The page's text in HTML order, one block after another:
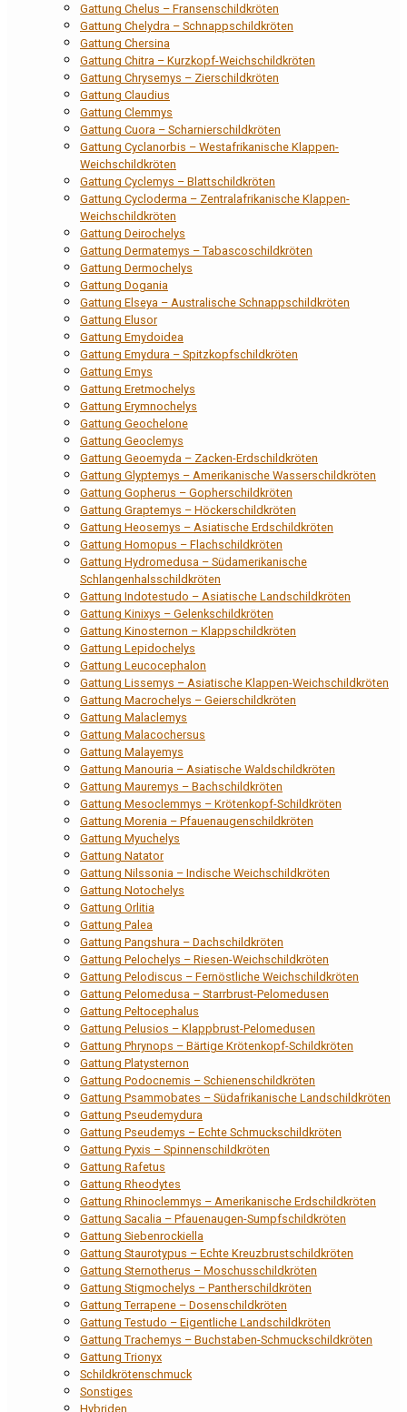
Gattung Chelus – Fransenschildkröten
Gattung Chelydra – Schnappschildkröten
Gattung Chersina
Gattung Chitra – Kurzkopf-Weichschildkröten
Gattung Chrysemys – Zierschildkröten
Gattung Claudius
Gattung Clemmys
Gattung Cuora – Scharnierschildkröten
Gattung Cyclanorbis – Westafrikanische Klappen-
Weichschildkröten
Gattung Cyclemys – Blattschildkröten
Gattung Cycloderma – Zentralafrikanische Klappen-
Weichschildkröten
Gattung Deirochelys
Gattung Dermatemys – Tabascoschildkröten
Gattung Dermochelys
Gattung Dogania
Gattung Elseya – Australische Schnappschildkröten
Gattung Elusor
Gattung Emydoidea
Gattung Emydura – Spitzkopfschildkröten
Gattung Emys
Gattung Eretmochelys
Gattung Erymnochelys
Gattung Geochelone
Gattung Geoclemys
Gattung Geoemyda – Zacken-Erdschildkröten
Gattung Glyptemys – Amerikanische Wasserschildkröten
Gattung Gopherus – Gopherschildkröten
Gattung Graptemys – Höckerschildkröten
Gattung Heosemys – Asiatische Erdschildkröten
Gattung Homopus – Flachschildkröten
Gattung Hydromedusa – Südamerikanische
Schlangenhalsschildkröten
Gattung Indotestudo – Asiatische Landschildkröten
Gattung Kinixys – Gelenkschildkröten
Gattung Kinosternon – Klappschildkröten
Gattung Lepidochelys
Gattung Leucocephalon
Gattung Lissemys – Asiatische Klappen-Weichschildkröten
Gattung Macrochelys – Geierschildkröten
Gattung Malaclemys
Gattung Malacochersus
Gattung Malayemys
Gattung Manouria – Asiatische Waldschildkröten
Gattung Mauremys – Bachschildkröten
Gattung Mesoclemmys – Krötenkopf-Schildkröten
Gattung Morenia – Pfauenaugenschildkröten
Gattung Myuchelys
Gattung Natator
Gattung Nilssonia – Indische Weichschildkröten
Gattung Notochelys
Gattung Orlitia
Gattung Palea
Gattung Pangshura – Dachschildkröten
Gattung Pelochelys – Riesen-Weichschildkröten
Gattung Pelodiscus – Fernöstliche Weichschildkröten
Gattung Pelomedusa – Starrbrust-Pelomedusen
Gattung Peltocephalus
Gattung Pelusios – Klappbrust-Pelomedusen
Gattung Phrynops – Bärtige Krötenkopf-Schildkröten
Gattung Platysternon
Gattung Podocnemis – Schienenschildkröten
Gattung Psammobates – Südafrikanische Landschildkröten
Gattung Pseudemydura
Gattung Pseudemys – Echte Schmuckschildkröten
Gattung Pyxis – Spinnenschildkröten
Gattung Rafetus
Gattung Rheodytes
Gattung Rhinoclemmys – Amerikanische Erdschildkröten
Gattung Sacalia – Pfauenaugen-Sumpfschildkröten
Gattung Siebenrockiella
Gattung Staurotypus – Echte Kreuzbrustschildkröten
Gattung Sternotherus – Moschusschildkröten
Gattung Stigmochelys – Pantherschildkröten
Gattung Terrapene – Dosenschildkröten
Gattung Testudo – Eigentliche Landschildkröten
Gattung Trachemys – Buchstaben-Schmuckschildkröten
Gattung Trionyx
Schildkrötenschmuck
Sonstiges
Hybriden